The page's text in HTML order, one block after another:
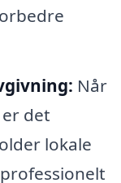
Når
det
lokale